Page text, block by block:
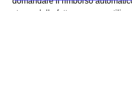
storno della fattura oppure